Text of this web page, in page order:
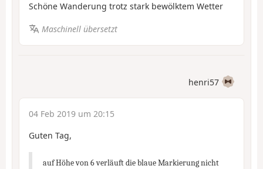
Schöne Wanderung trotz stark bewölktem Wetter
Maschinell übersetzt
henri57
04 Feb 2019 um 20:15
Guten Tag,
auf Höhe von 6 verläuft die blaue Markierung nicht